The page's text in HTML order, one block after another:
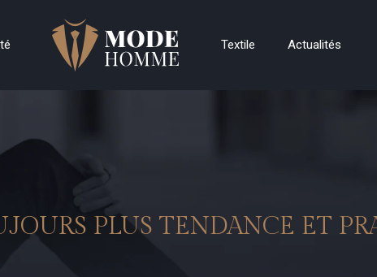
Textile Actualités
PLUS TENDANCE ET